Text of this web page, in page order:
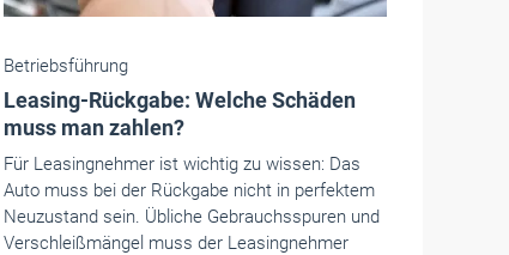
Betriebsführung
Rentenversicherung: Minijobber haben
jetzt die Wahl
Seit Juli 2026 können Minijobber die Befreiung
von der Rentenversicherung erstmals widerrufen
und wieder eigene Beiträge einzahlen. Bisher war
diese Wahl nicht zu ändern. Was Arbeitgeber nun